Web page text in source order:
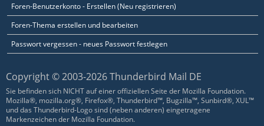
Foren-Benutzerkonto - Erstellen (Neu registrieren)
Foren-Thema erstellen und bearbeiten
Passwort vergessen - neues Passwort festlegen
Copyright © 2003-2026 Thunderbird Mail DE
Sie befinden sich NICHT auf einer offiziellen Seite der Mozilla Foundation.
Mozilla®, mozilla.org®, Firefox®, Thunderbird™, Bugzilla™, Sunbird®, XUL™
und das Thunderbird-Logo sind (neben anderen) eingetragene
Markenzeichen der Mozilla Foundation.